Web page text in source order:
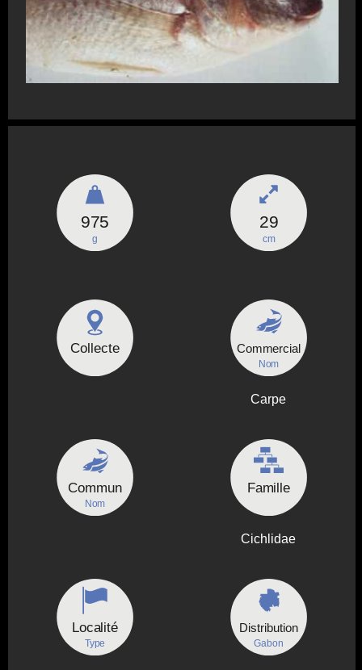
975
g
29
cm
Collecte Commercial
Nom
Carpe
Commun
Nom
Famille
Cichlidae
Localité
Type
Distribution
Gabon